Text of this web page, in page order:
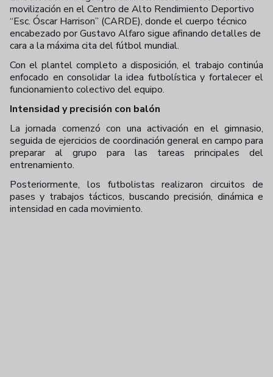
movilización en el Centro de Alto Rendimiento Deportivo
“Esc. Óscar Harrison” (CARDE), donde el cuerpo técnico
encabezado por Gustavo Alfaro sigue afinando detalles de
cara a la máxima cita del fútbol mundial.
Con el plantel completo a disposición, el trabajo continúa
enfocado en consolidar la idea futbolística y fortalecer el
funcionamiento colectivo del equipo.
Intensidad y precisión con balón
La jornada comenzó con una activación en el gimnasio,
seguida de ejercicios de coordinación general en campo para
preparar al grupo para las tareas principales del
entrenamiento.
Posteriormente, los futbolistas realizaron circuitos de
pases y trabajos tácticos, buscando precisión, dinámica e
intensidad en cada movimiento.